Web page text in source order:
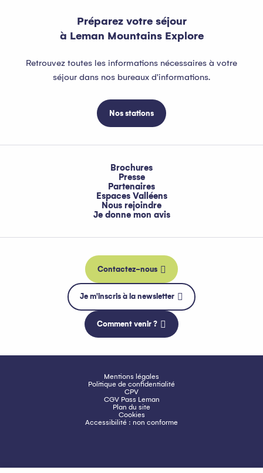
Préparez votre séjour
à Leman Mountains Explore
Retrouvez toutes les informations nécessaires à votre
séjour dans nos bureaux d'informations.
Nos stations
Brochures
Presse
Partenaires
Espaces Valléens
Nous rejoindre
Je donne mon avis
Contactez-nous
Je m'inscris à la newsletter
Comment venir ?
Mentions légales
Politique de confidentialité
CPV
CGV Pass Leman
Plan du site
Cookies
Accessibilité : non conforme